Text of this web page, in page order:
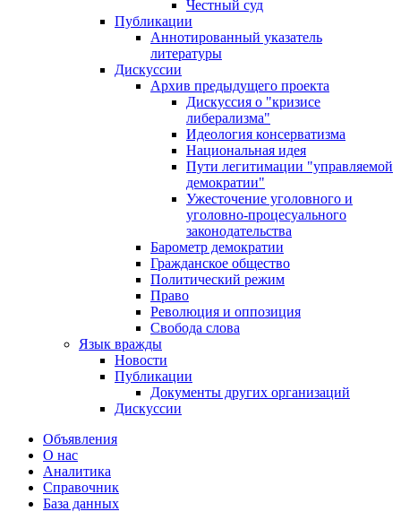
Честный суд
Публикации
Аннотированный указатель
литературы
Дискуссии
Архив предыдущего проекта
Дискуссия о "кризисе
либерализма"
Идеология консерватизма
Национальная идея
Пути легитимации "управляемой
демократии"
Ужесточение уголовного и
уголовно-процесуального
законодательства
Барометр демократии
Гражданское общество
Политический режим
Право
Революция и оппозиция
Свобода слова
Язык вражды
Новости
Публикации
Документы других организаций
Дискуссии
Объявления
О нас
Аналитика
Справочник
База данных